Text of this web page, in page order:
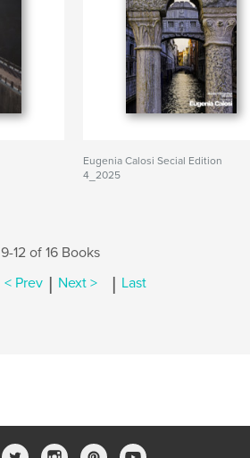
Eugenia Calosi Secial Edition
4_2025
9-12 of 16 Books
< Prev | Next > | Last